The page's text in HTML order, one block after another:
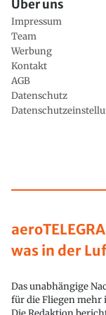
was in der
Das unabhängige
für die Fliegen mehr
Über uns
Impressum
Team
Werbung
Kontakt
AGB
Datenschutz